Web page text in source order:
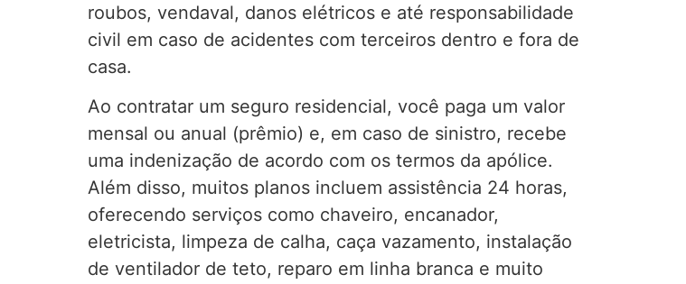
roubos, vendaval, danos elétricos e até responsabilidade
civil em caso de acidentes com terceiros dentro e fora de
casa.
Ao contratar um seguro residencial, você paga um valor
mensal ou anual (prêmio) e, em caso de sinistro, recebe
uma indenização de acordo com os termos da apólice.
Além disso, muitos planos incluem assistência 24 horas,
oferecendo serviços como chaveiro, encanador,
eletricista, limpeza de calha, caça vazamento, instalação
de ventilador de teto, reparo em linha branca e muito